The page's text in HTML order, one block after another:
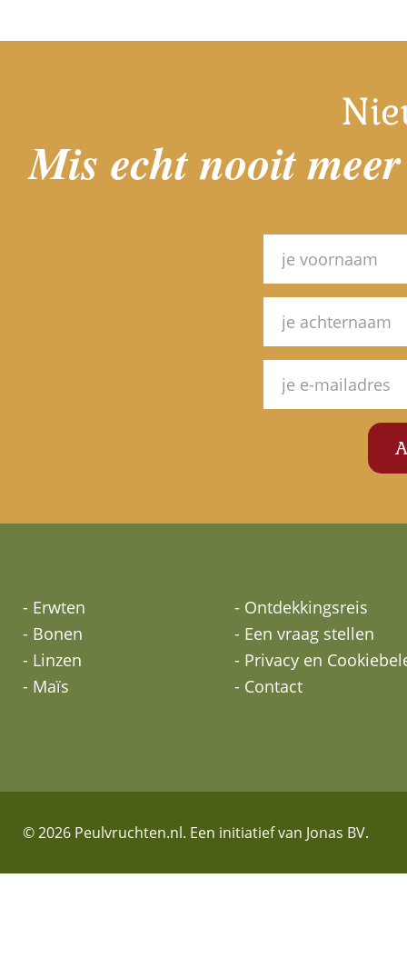
Mis echt nooit
- Erwten
- Bonen
- Linzen
- Maïs
- Ontdekkingsreis
- Een vraag stellen
- Privacy en
- Contact
© 2026 Peulvruchten.nl. Een initiatief van Jonas BV.